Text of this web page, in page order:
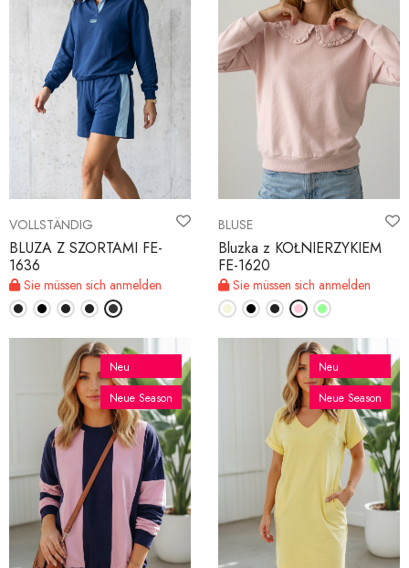
VOLLSTÄNDIG
BLUZA Z SZORTAMI FE-
1636
Sie müssen sich anmelden
BLUSE
Bluzka z KOŁNIERZYKIEM
FE-1620
Sie müssen sich anmelden
Neu
Neue Season
Neu
Neue Season